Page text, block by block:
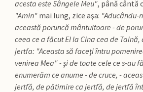
acesta este Sângele Meu", până cântă
"Amin" mai lung, zice aşa: "Aducându-
această poruncă mântuitoare - de
ceea ce a făcut El la Cina cea de
jertfa: "Aceasta să faceţi întru
venirea Mea" - şi de toate cele ce s-au
enumerăm ce anume - de cruce, -
jertfă, de pătimire ca jertfă, de jertfă